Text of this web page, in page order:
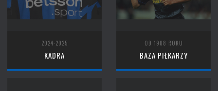
2024-2025
KADRA
OD 1908 ROKU
BAZA PIŁKARZY